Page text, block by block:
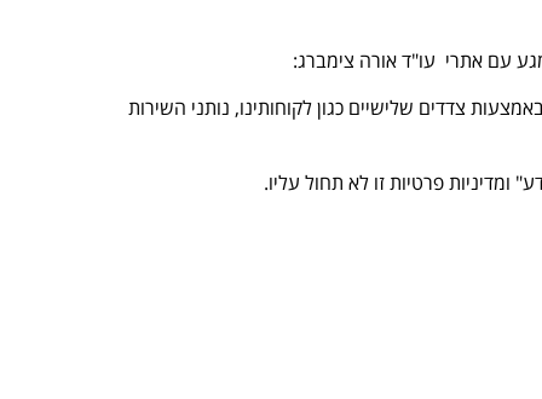
עם אתרי עו"ד אורה צימברג:
צדדים שלישיים כגון לקוחותינו, נותני השירות
פרטיות זו לא תחול עליו.